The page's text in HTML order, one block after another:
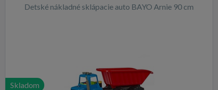
Detské nákladné sklápacie auto BAYO Arnie 90 cm
Skladom